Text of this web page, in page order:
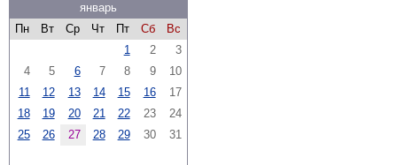
январь
Пн
Вт Ср Чт Пт Сб
Вс
1
2
3
4
5 6 7 8 9
10
11
12 13 14 15 16
17
18
19 20 21 22 23
24
25
26 27 28 29 30 31